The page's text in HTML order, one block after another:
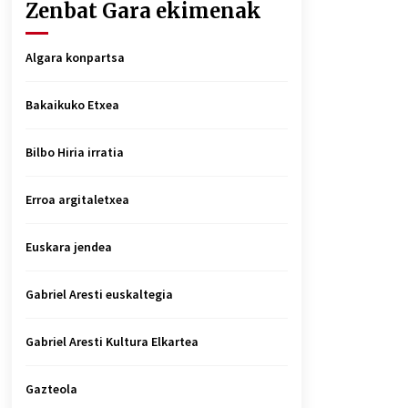
Zenbat Gara ekimenak
Algara konpartsa
Bakaikuko Etxea
Bilbo Hiria irratia
Erroa argitaletxea
Euskara jendea
Gabriel Aresti euskaltegia
Gabriel Aresti Kultura Elkartea
Gazteola